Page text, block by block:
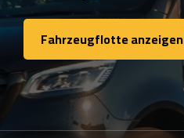
Fahrzeugflotte anzeigen
Fahrzeugflotte anzeigen